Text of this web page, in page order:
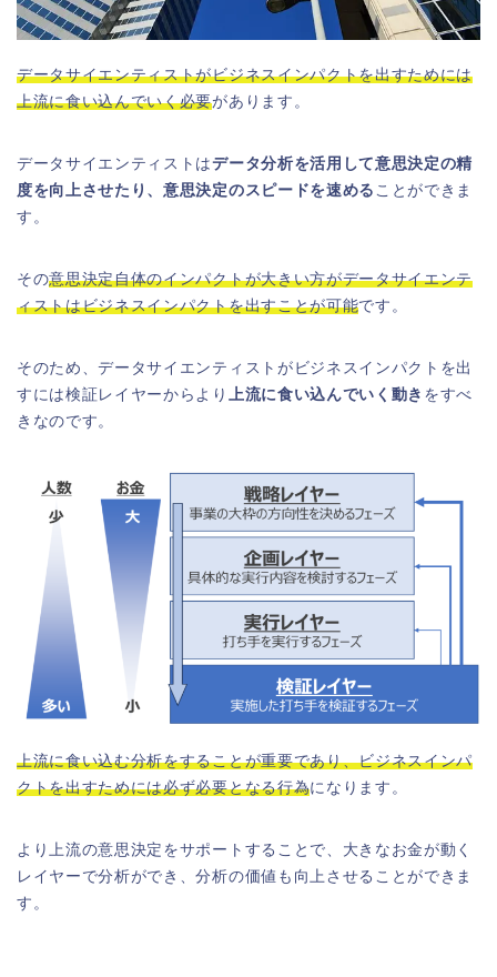
データサイエンティストがビジネスインパクトを出すためには
上流に食い込んでいく必要があります。
データサイエンティストはデータ分析を活用して意思決定の精
度を向上させたり、意思決定のスピードを速める ことができま
す。
その意思決定自体のインパクトが大きい方がデータサイエンテ
ィストはビジネスインパクトを出すことが可能です。
そのため、データサイエンティストがビジネスインパクトを出
すには検証レイヤーからより 上流に食い込んでいく動き をすべ
きなのです。
上流に食い込む分析をすることが重要であり、ビジネスインパ
クトを出すためには必ず必要となる行為になります。
より上流の意思決定をサポートすることで、大きなお金が動く
レイヤーで分析ができ、分析の価値も向上させることができま
す。